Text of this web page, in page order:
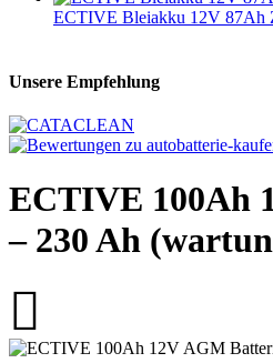
ECTIVE Bleiakku 12V 87Ah
Unsere Empfehlung
ECTIVE 100Ah
– 230 Ah